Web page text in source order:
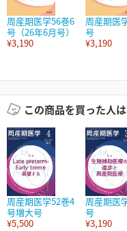
周産期医学56巻6
号（26年6月号）
¥3,190
周産期医
号
¥3,190
この商品を買った人
周産期医学52巻4
号増大号
¥5,500
周産期医
号
¥3,190